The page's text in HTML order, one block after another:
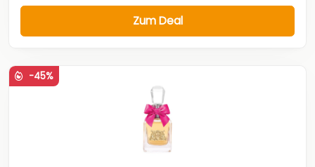
Zum Deal
-45%